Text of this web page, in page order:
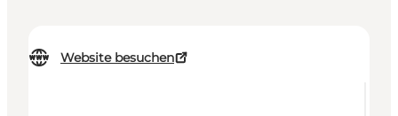
Website besuchen